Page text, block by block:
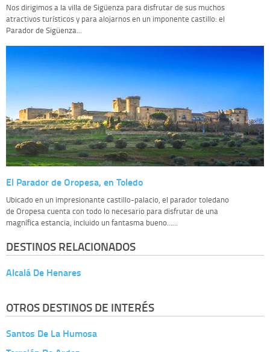
Nos dirigimos a la villa de Sigüenza para disfrutar de sus muchos
atractivos turísticos y para alojarnos en un imponente castillo: el
Parador de Sigüenza...
El Parador de Oropesa, en Toledo
Ubicado en un impresionante castillo-palacio, el parador toledano
de Oropesa cuenta con todo lo necesario para disfrutar de una
magnífica estancia, incluido un fantasma bueno…...
DESTINOS RELACIONADOS
Alcalá De Henares
OTROS DESTINOS DE INTERÉS
Santos De La Humosa